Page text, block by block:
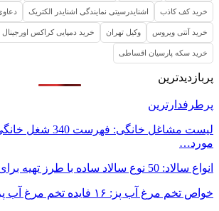
خرید کف کاذب اشنایدرسیتی نمایندگی اشنایدر الکتریک
خرید آنتی ویروس وکیل تهران خرید دمپایی کراکس اورجینال
خرید سکه پارسیان اقساطی
پربازدیدترین
پرطرفدارترین
لیست مشاغل خانگی:
مورد…
انواع سالاد: 50 نوع سالاد ساده با طرز تهیه برای هر فصل و هر…
خواص تخم مرغ آب پز: ۱۶ فایده تخم مرغ آب پز برای سلامتی